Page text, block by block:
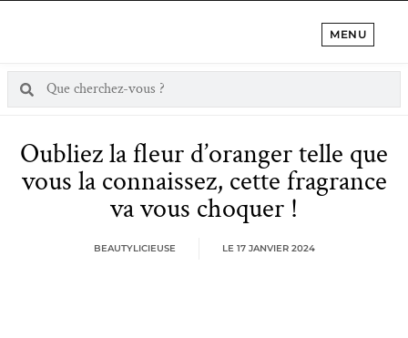
MENU
Oubliez la fleur d’oranger telle que
vous la connaissez, cette fragrance
va vous choquer !
BEAUTYLICIEUSE LE 17 JANVIER 2024